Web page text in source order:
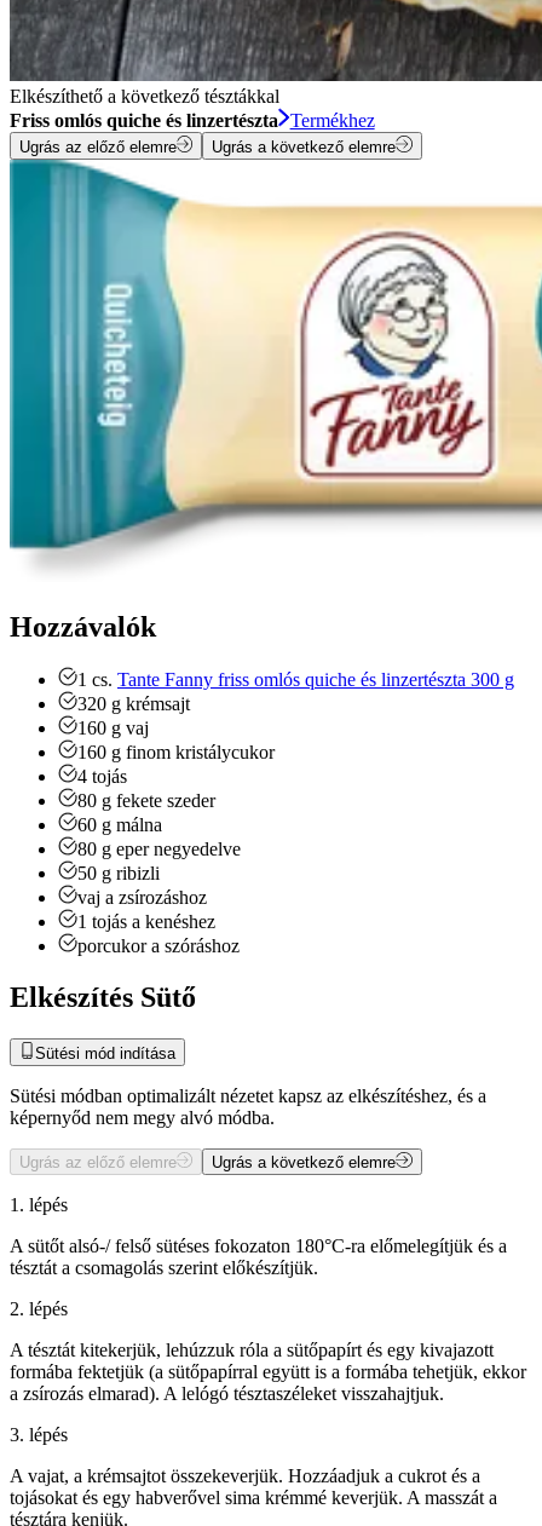
Elkészíthető a következő tésztákkal
Friss omlós quiche és linzertészta
Termékhez
Ugrás az előző elemre Ugrás a következő elemre
Hozzávalók
1 cs. Tante Fanny friss omlós quiche és linzertészta 300 g
320 g krémsajt
160 g vaj
160 g finom kristálycukor
4 tojás
80 g fekete szeder
60 g málna
80 g eper negyedelve
50 g ribizli
vaj a zsírozáshoz
1 tojás a kenéshez
porcukor a szóráshoz
Elkészítés Sütő
Sütési mód indítása
Sütési módban optimalizált nézetet kapsz az elkészítéshez, és a
képernyőd nem megy alvó módba.
Ugrás az előző elemre Ugrás a következő elemre
1. lépés
A sütőt alsó-/ felső sütéses fokozaton 180°C-ra előmelegítjük és a
tésztát a csomagolás szerint előkészítjük.
2. lépés
A tésztát kitekerjük, lehúzzuk róla a sütőpapírt és egy kivajazott
formába fektetjük (a sütőpapírral együtt is a formába tehetjük, ekkor
a zsírozás elmarad). A lelógó tésztaszéleket visszahajtjuk.
3. lépés
A vajat, a krémsajtot összekeverjük. Hozzáadjuk a cukrot és a
tojásokat és egy habverővel sima krémmé keverjük. A masszát a
tésztára kenjük.